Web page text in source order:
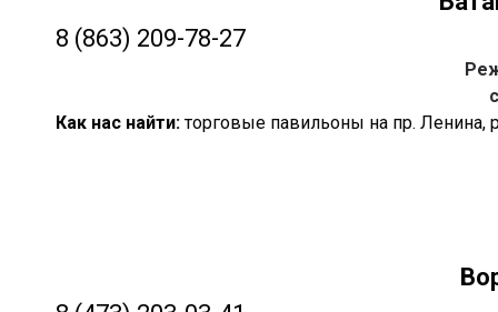
8 (863) 209-78-27
Как нас найти:торговые павильоны на пр. Ленина,